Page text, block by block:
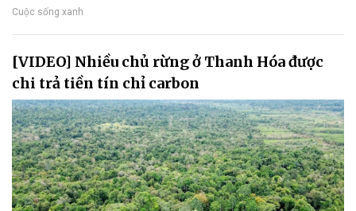
Cuộc sống xanh
[VIDEO] Nhiều chủ rừng ở Thanh Hóa được
chi trả tiền tín chỉ carbon